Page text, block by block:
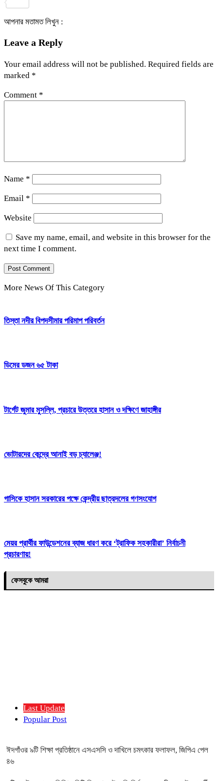
আপনার মতামত লিখুন :
Leave a Reply
Your email address will not be published. Required fields are
marked *
Comment *
Name *
Email *
Website
Save my name, email, and website in this browser for the
next time I comment.
More News Of This Category
তিস্তা নদীর বিপদসীমার পরিমাপ পরিবর্তন
ডিমের ডজন ৬৫ টাকা
টার্গেট জুমার মুসল্লি, প্রচারে উত্তরে হাসান ও দক্ষিণে জাহাঙ্গীর
ভোটারদের কেন্দ্রে আনাই বড় চ্যালেঞ্জ!
গাসিকে হাসান সরকারের পক্ষে কেন্দ্রীয় ছাত্রদলের গণসংযোগ
মেয়র প্রার্থীর ফাউন্ডেশনের ব্যাজ ধারণ করে ‘ট্রাফিক সহকারীরা’ নির্বাচনী
প্রচারণায়!
ফেসবুকে আমরা
Last Update
Popular Post
ঈদগাঁওর ৯টি শিক্ষা প্রতিষ্ঠানে এসএসসি ও দাখিলে চমৎকার ফলাফল, জিপিএ পেল
৪৬